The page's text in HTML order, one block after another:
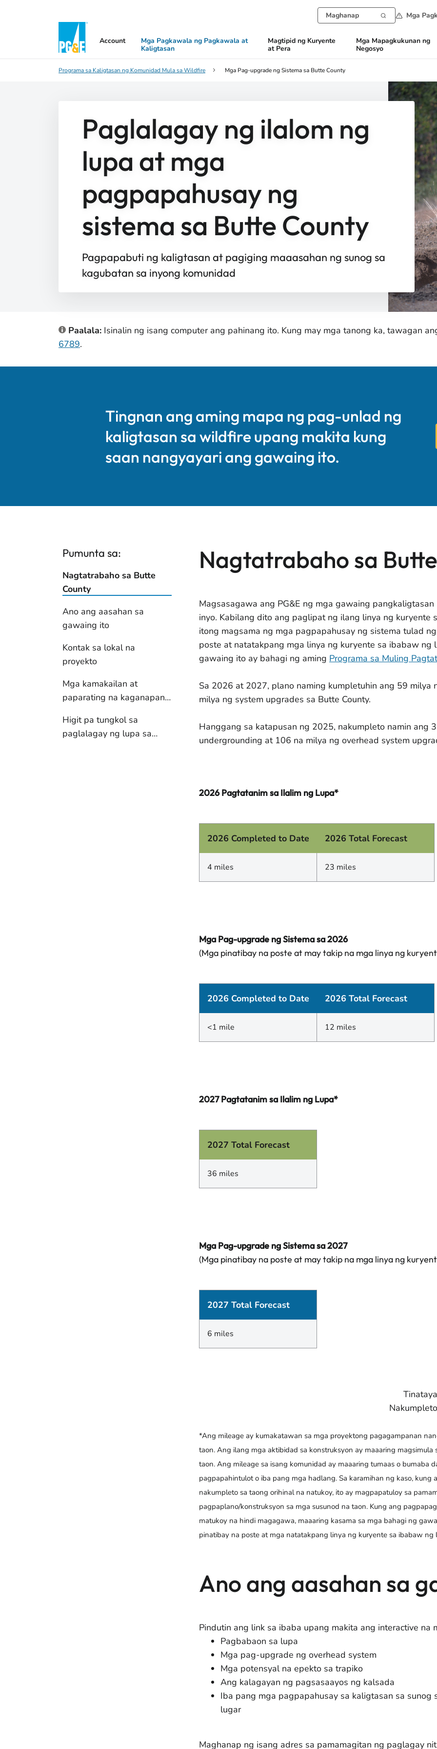
Mga
Account
Mga Pagkawala ng Pagkawala at
Kaligtasan
Magtipid ng Kuryente
at Pera
Mga Mapagkukunan ng
Negosyo
Programa sa Kaligtasan ng Komunidad Mula sa Wildfire Mga Pag-upgrade ng Sistema sa Butte County
Paglalagay ng ilalom ng
lupa at mga
pagpapahusay ng
sistema sa Butte County
Pagpapabuti ng kaligtasan at pagiging maaasahan ng sunog sa
kagubatan sa inyong komunidad
Paalala: Isinalin ng isang computer ang pahinang ito. Kung may mga tanong ka, tawagan
6789.
Tingnan ang aming mapa ng pag-unlad ng
kaligtasan sa wildfire upang makita kung
saan nangyayari ang gawaing ito.
Pumunta sa:
Nagtatrabaho sa Butte
County
Ano ang aasahan sa
gawaing ito
Kontak sa lokal na
proyekto
Mga kamakailan at
paparating na kaganapan
Higit pa tungkol sa
paglalagay ng lupa sa
Nagtatrabaho sa
Magsasagawa ang PG&E ng mga gawaing
inyo. Kabilang dito ang paglipat ng ilang linya ng kuryente
itong magsama ng mga pagpapahusay ng sistema tulad
poste at natatakpang mga linya ng kuryente sa ibabaw ng
gawaing ito ay bahagi ng aming Programa sa Muling
Sa 2026 at 2027, plano naming kumpletuhin ang 59 milya
milya ng system upgrades sa Butte County.
Hanggang sa katapusan ng 2025, nakumpleto namin ang
undergrounding at 106 na milya ng overhead system
2026 Pagtatanim sa Ilalim ng Lupa*
2026 Completed to Date 2026 Total Forecast
4 miles 23 miles
Mga Pag-upgrade ng Sistema sa 2026
(Mga pinatibay na poste at may takip na mga linya ng
2026 Completed to Date 2026 Total Forecast
<1 mile 12 miles
2027 Pagtatanim sa Ilalim ng Lupa*
2027 Total Forecast
36 miles
Mga Pag-upgrade ng Sistema sa 2027
(Mga pinatibay na poste at may takip na mga linya ng
2027 Total Forecast
6 miles
*Ang mileage ay kumakatawan sa mga proyektong pagagampanan
taon. Ang ilang mga aktibidad sa konstruksyon ay maaaring
taon. Ang mileage sa isang komunidad ay maaaring tumaas o bumaba
pagpapahintulot o iba pang mga hadlang. Sa karamihan ng kaso, kung
nakumpleto sa taong orihinal na natukoy, ito ay magpapatuloy sa
pagpaplano/konstruksyon sa mga susunod na taon. Kung ang
matukoy na hindi magagawa, maaaring kasama sa mga bahagi ng
pinatibay na poste at mga natatakpang linya ng kuryente sa ibabaw ng
Ano ang aasahan sa
Pindutin ang link sa ibaba upang makita ang interactive na
Pagbabaon sa lupa
Mga pag-upgrade ng overhead system
Mga potensyal na epekto sa trapiko
Ang kalagayan ng pagsasaayos ng kalsada
Iba pang mga pagpapahusay sa kaligtasan sa sunog
lugar
Maghanap ng isang adres sa pamamagitan ng paglagay